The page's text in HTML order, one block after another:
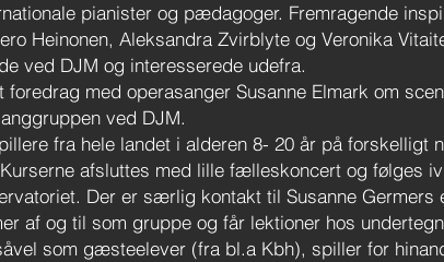
pianister og pædagoger. Fremragende
Heinonen, Aleksandra Zvirblyte og Veronika
ved DJM og interesserede udefra.
med operasanger Susanne Elmark om
ved DJM.
fra hele landet i alderen 8- 20 år på forskelligt
afsluttes med lille fælleskoncert og følges
Der er særlig kontakt til Susanne Germers
af og til som gruppe og får lektioner hos
som gæsteelever (fra bl.a Kbh), spiller for